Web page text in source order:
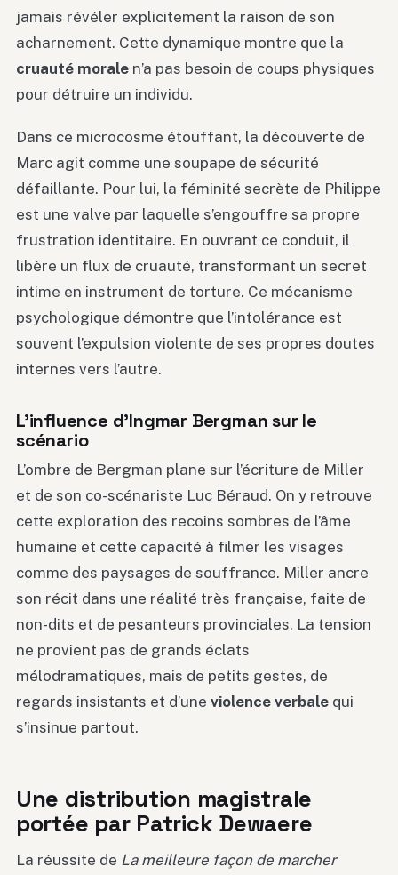
jamais révéler explicitement la raison de son
acharnement. Cette dynamique montre que la
cruauté morale n’a pas besoin de coups physiques
pour détruire un individu.
Dans ce microcosme étouffant, la découverte de
Marc agit comme une soupape de sécurité
défaillante. Pour lui, la féminité secrète de Philippe
est une valve par laquelle s’engouffre sa propre
frustration identitaire. En ouvrant ce conduit, il
libère un flux de cruauté, transformant un secret
intime en instrument de torture. Ce mécanisme
psychologique démontre que l’intolérance est
souvent l’expulsion violente de ses propres doutes
internes vers l’autre.
L’influence d’Ingmar Bergman sur le
scénario
L’ombre de Bergman plane sur l’écriture de Miller
et de son co-scénariste Luc Béraud. On y retrouve
cette exploration des recoins sombres de l’âme
humaine et cette capacité à filmer les visages
comme des paysages de souffrance. Miller ancre
son récit dans une réalité très française, faite de
non-dits et de pesanteurs provinciales. La tension
ne provient pas de grands éclats
mélodramatiques, mais de petits gestes, de
regards insistants et d’une violence verbale qui
s’insinue partout.
Une distribution magistrale
portée par Patrick Dewaere
La réussite de La meilleure façon de marcher